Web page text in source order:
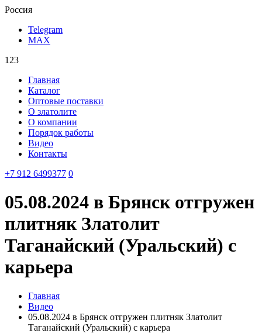
Россия
Telegram
MAX
123
Главная
Каталог
Оптовые поставки
О златолите
О компании
Порядок работы
Видео
Контакты
‪+7 912 6499377‬ 0
05.08.2024 в Брянск отгружен
плитняк Златолит
Таганайский (Уральский) с
карьера
Главная
Видео
05.08.2024 в Брянск отгружен плитняк Златолит
Таганайский (Уральский) с карьера